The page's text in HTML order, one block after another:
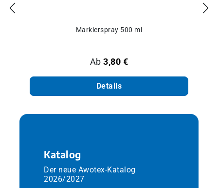
Markierspray 500 ml
Regulärer Preis:
Ab3,80 €
Details
Katalog
Der neue Awotex-Katalog
2026/2027